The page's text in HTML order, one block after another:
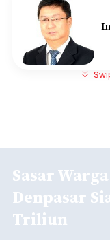
Sasar
Denpasar
Triliun